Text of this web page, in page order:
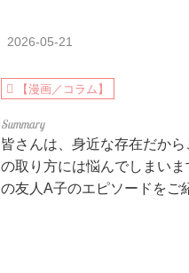
2026-05-21
【漫画／コラム】
皆さんは、身近な存在だか
の取り方には悩んでしまい
の友人A子のエピソードをご